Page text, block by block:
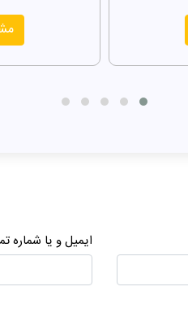
ایمیل و یا شماره